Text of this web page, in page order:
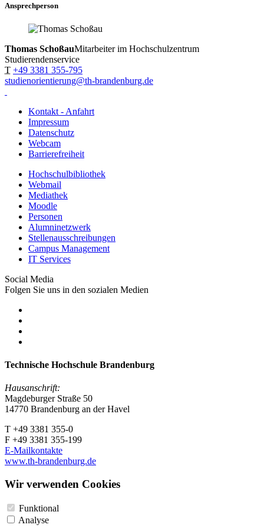
Ansprechperson
Thomas SchoßauMitarbeiter im Hochschulzentrum
Studierendenservice
T +49 3381 355-795
studienorientierung@th-brandenburg.de
Kontakt - Anfahrt
Impressum
Datenschutz
Webcam
Barrierefreiheit
Hochschulbibliothek
Webmail
Mediathek
Moodle
Personen
Alumninetzwerk
Stellenausschreibungen
Campus Management
IT Services
Social Media
Folgen Sie uns in den sozialen Medien
Technische Hochschule Brandenburg
Hausanschrift:
Magdeburger Straße 50
14770 Brandenburg an der Havel
T +49 3381 355-0
F +49 3381 355-199
E-Mailkontakte
www.th-brandenburg.de
Wir verwenden Cookies
Funktional
Analyse